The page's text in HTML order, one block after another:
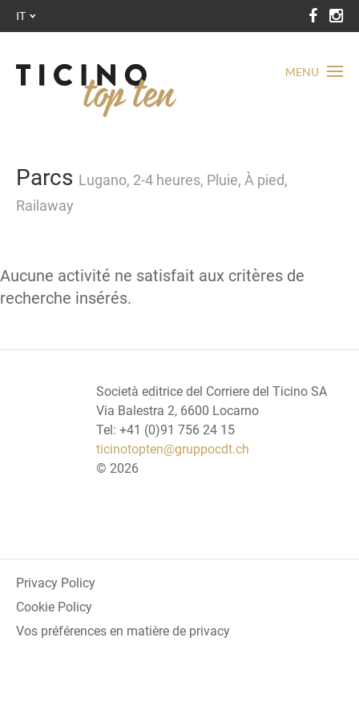
MENU
IT
Parcs Lugano, 2-4 heures, Pluie, À pied,
Railaway
Aucune activité ne satisfait aux critères de
recherche insérés.
Società editrice del Corriere del Ticino SA
Via Balestra 2, 6600 Locarno
Tel: +41 (0)91 756 24 15
ticinotopten@gruppocdt.ch
© 2026
Privacy Policy
Cookie Policy
Vos préférences en matière de privacy